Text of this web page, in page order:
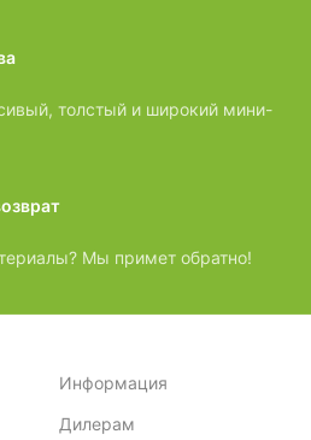
толстый и широкий мини-
Мы примет обратно!
Информация
Дилерам